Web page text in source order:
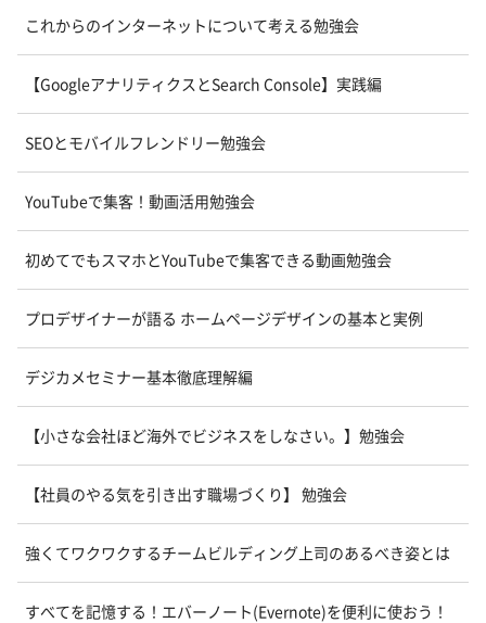
これからのインターネットについて考える勉強会
【GoogleアナリティクスとSearch Console】実践編
SEOとモバイルフレンドリー勉強会
YouTubeで集客！動画活用勉強会
初めてでもスマホとYouTubeで集客できる動画勉強会
プロデザイナーが語る ホームページデザインの基本と実例
デジカメセミナー基本徹底理解編
【小さな会社ほど海外でビジネスをしなさい。】勉強会
【社員のやる気を引き出す職場づくり】 勉強会
強くてワクワクするチームビルディング上司のあるべき姿とは
すべてを記憶する！エバーノート(Evernote)を便利に使おう！